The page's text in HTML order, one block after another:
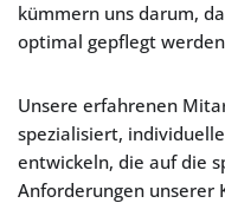
kümmern uns darum,
optimal gepflegt
Unsere erfahrenen
spezialisiert,
entwickeln, die auf die
Anforderungen unserer